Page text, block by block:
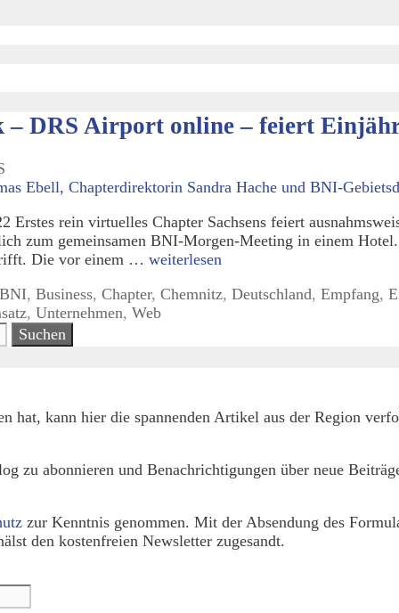
– DRS Airport online – feiert
Erstes rein virtuelles Chapter Sachsens feiert
zum gemeinsamen BNI-Morgen-Meeting in einem
Die vor einem … weiterlesen
BNI, Business, Chapter, Chemnitz, Deutschland, Empfang,
, Unternehmen, Web
hat, kann hier die spannenden Artikel aus der Region
zu abonnieren und Benachrichtigungen über neue
zur Kenntnis genommen. Mit der Absendung des
den kostenfreien Newsletter zugesandt.